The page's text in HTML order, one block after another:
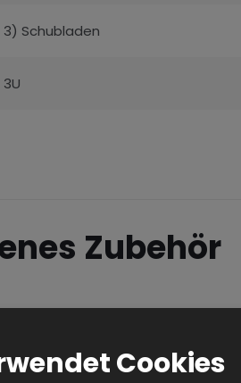
Cookies
3) Schubladen
3U
Zubehör